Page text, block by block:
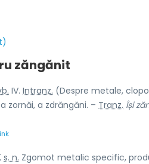
zăngănit
IV. Intranz. (Despre metale,
zornăi, a zdrăngăni. – Tranz. Își
s. n. Zgomot metalic specific,